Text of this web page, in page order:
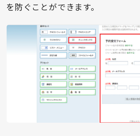
を防ぐことができます。